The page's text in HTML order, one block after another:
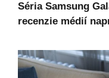
Séria Samsung
recenzie médií